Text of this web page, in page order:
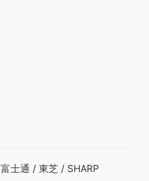
富士通 / 東芝 / SHARP